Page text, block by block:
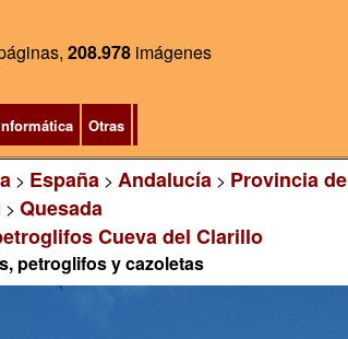
208.978 imágenes
Otras
> España> Andalucía> Provincia de
> Quesada
Cueva del Clarillo
petroglifos y cazoletas